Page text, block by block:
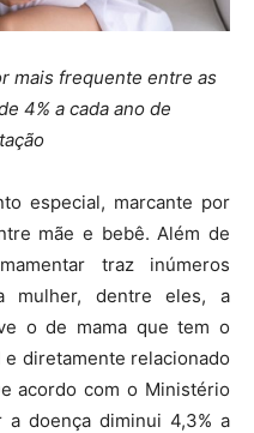
mais frequente entre as
4% a cada ano de
especial, marcante por
mãe e bebê. Além de
traz inúmeros
mulher, dentre eles, a
o de mama que tem o
diretamente relacionado
acordo com o Ministério
doença diminui 4,3% a